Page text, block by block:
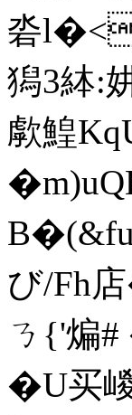
沯
獡3絊:
歑鰉
�
び/Fh
ㄋ{'煸
�U买